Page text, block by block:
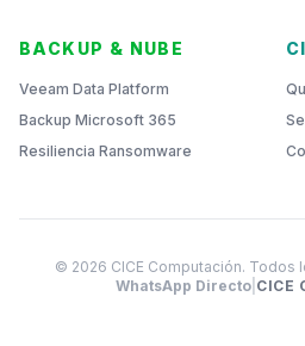
BACKUP & NUBE
Veeam Data Platform
Backup Microsoft 365
Resiliencia Ransomware
© 2026 CICE Computación. Todos
WhatsApp Directo CICE